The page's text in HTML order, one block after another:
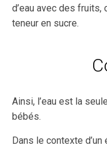
d’eau avec des fruits,
teneur en sucre.
Ainsi, l’eau est la
bébés.
Dans le contexte